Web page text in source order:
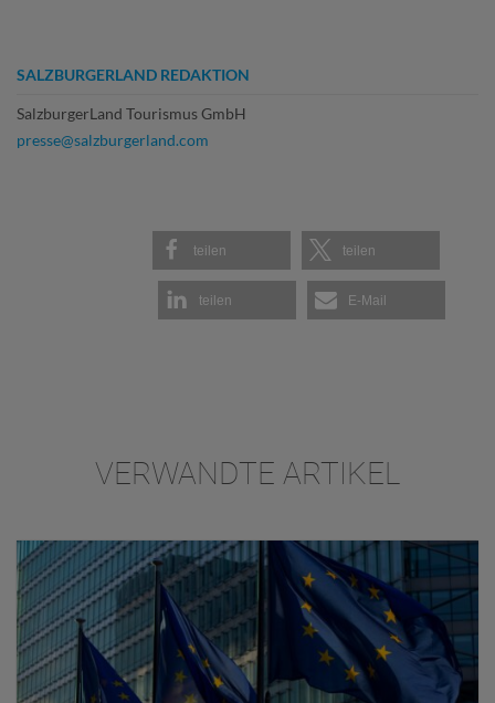
SALZBURGERLAND REDAKTION
SalzburgerLand Tourismus GmbH
presse@salzburgerland.com
teilen teilen
teilen E-Mail
VERWANDTE ARTIKEL